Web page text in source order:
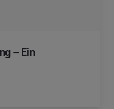
– Ein